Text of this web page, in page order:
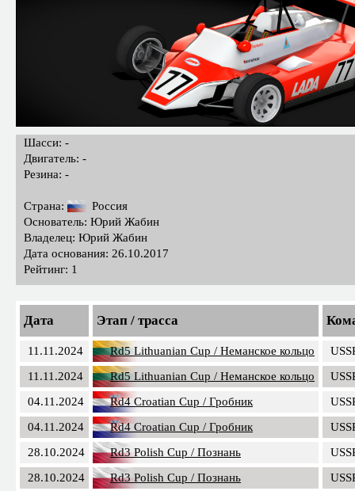
Шасси: -
Двигатель: -
Резина: -
Страна:
Россия
Основатель: Юрий Жабин
Владелец: Юрий Жабин
Дата основания: 26.10.2017
Рейтинг: 1
Дата Этап / трасса
11.11.2024 Rd5 Lithuanian Cup / Неманское кольцо
11.11.2024
Rd5 Lithuanian Cup / Неманское кольцо
04.11.2024
Rd4 Croatian Cup / Гробник
04.11.2024
Rd4 Croatian Cup / Гробник
28.10.2024
Rd3 Polish Cup / Познань
28.10.2024
Rd3 Polish Cup / Познань